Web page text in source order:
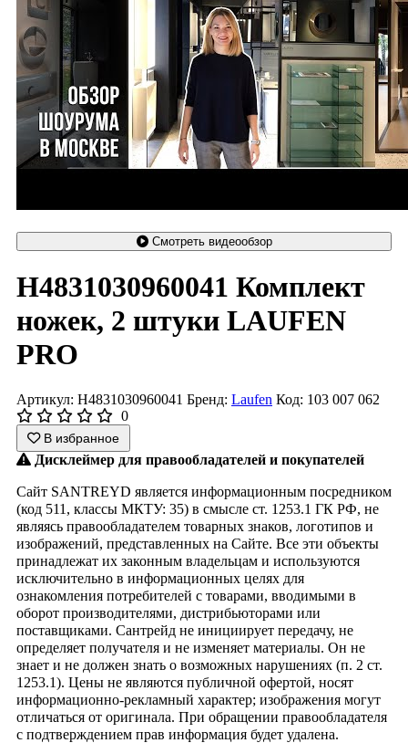
Смотреть видеообзор
H4831030960041 Комплект
ножек, 2 штуки LAUFEN
PRO
Артикул: H4831030960041 Бренд: Laufen Код: 103 007 062
0
В избранное
Дисклеймер для правообладателей и покупателей
Сайт SANTREYD является информационным посредником
(код 511, классы МКТУ: 35) в смысле ст. 1253.1 ГК РФ, не
являясь правообладателем товарных знаков, логотипов и
изображений, представленных на Сайте. Все эти объекты
принадлежат их законным владельцам и используются
исключительно в информационных целях для
ознакомления потребителей с товарами, вводимыми в
оборот производителями, дистрибьюторами или
поставщиками. Сантрейд не инициирует передачу, не
определяет получателя и не изменяет материалы. Он не
знает и не должен знать о возможных нарушениях (п. 2 ст.
1253.1). Цены не являются публичной офертой, носят
информационно-рекламный характер; изображения могут
отличаться от оригинала. При обращении правообладателя
с подтверждением прав информация будет удалена.